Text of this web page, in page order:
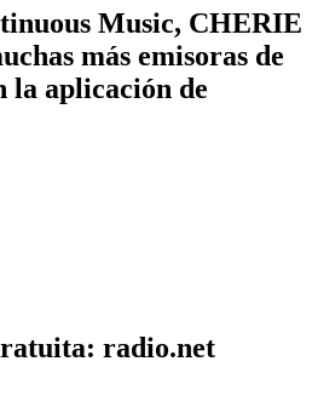
Music, CHERIE
más emisoras de
la aplicación de
radio.net